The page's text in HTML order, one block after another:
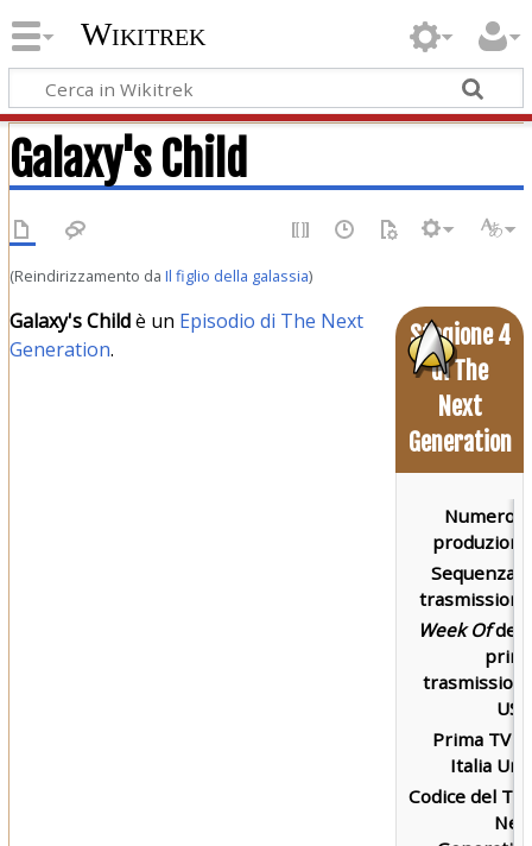
Wikitrek
Galaxy's Child
(Reindirizzamento da Il figlio della galassia)
Stagione 4
di The
Next
Generation
Numero
Sequenza
Week Of
Prima TV
Italia
Codice del
Galaxy's Childè un Episodio di The Next
Generation.